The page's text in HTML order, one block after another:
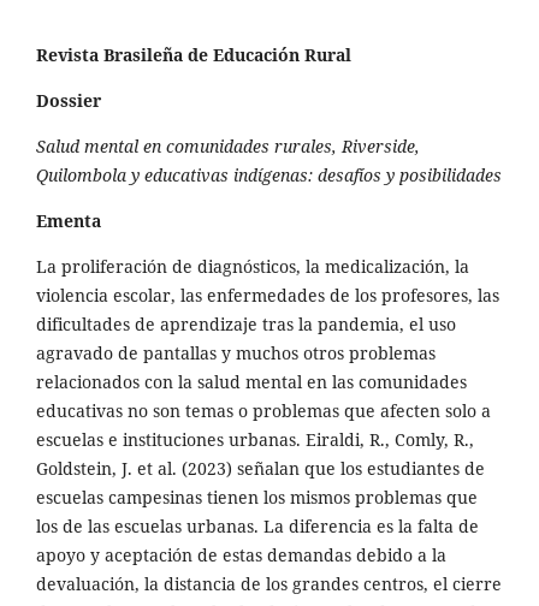
Revista Brasileña de Educación Rural
Dossier
Salud mental en comunidades rurales, Riverside,
Quilombola y educativas indígenas: desafíos y posibilidades
Ementa
La proliferación de diagnósticos, la medicalización, la
violencia escolar, las enfermedades de los profesores, las
dificultades de aprendizaje tras la pandemia, el uso
agravado de pantallas y muchos otros problemas
relacionados con la salud mental en las comunidades
educativas no son temas o problemas que afecten solo a
escuelas e instituciones urbanas. Eiraldi, R., Comly, R.,
Goldstein, J. et al. (2023) señalan que los estudiantes de
escuelas campesinas tienen los mismos problemas que
los de las escuelas urbanas. La diferencia es la falta de
apoyo y aceptación de estas demandas debido a la
devaluación, la distancia de los grandes centros, el cierre